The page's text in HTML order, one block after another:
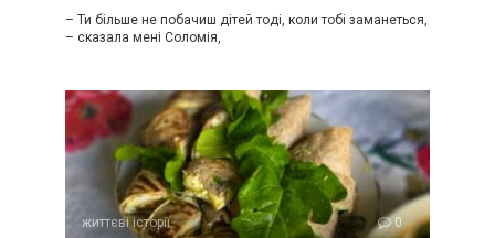
– Ти більше не побачиш дітей тоді, коли тобі заманеться,
– сказала мені Соломія,
життєві історії 0